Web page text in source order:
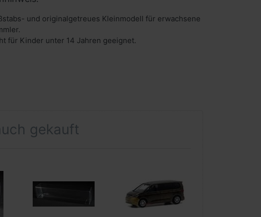
und originalgetreues Kleinmodell für erwachsene
für Kinder unter 14 Jahren geeignet.
gekauft